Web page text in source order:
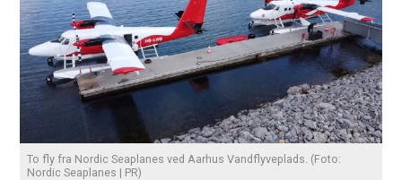
To fly fra Nordic Seaplanes ved Aarhus Vandflyveplads. (Foto:
Nordic Seaplanes | PR)